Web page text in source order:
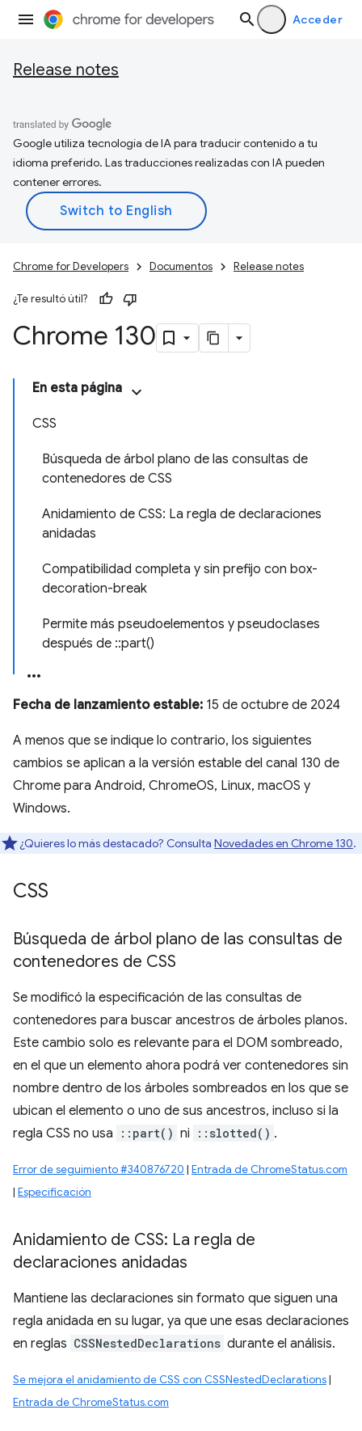
Acceder
Release notes
Google utiliza tecnología de IA para traducir contenido a tu
idioma preferido. Las traducciones realizadas con IA pueden
contener errores.
Chrome for Developers Documentos Release notes
¿Te resultó útil?
Chrome 130
En esta página
CSS
Búsqueda de árbol plano de las consultas de
contenedores de CSS
Anidamiento de CSS: La regla de declaraciones
anidadas
Compatibilidad completa y sin prefijo con box-
decoration-break
Permite más pseudoelementos y pseudoclases
después de ::part()
Fecha de lanzamiento estable: 15 de octubre de 2024
A menos que se indique lo contrario, los siguientes
cambios se aplican a la versión estable del canal 130 de
Chrome para Android, ChromeOS, Linux, macOS y
Windows.
¿Quieres lo más destacado? Consulta Novedades en Chrome 130.
CSS
Búsqueda de árbol plano de las consultas de
contenedores de CSS
Se modificó la especificación de las consultas de
contenedores para buscar ancestros de árboles planos.
Este cambio solo es relevante para el DOM sombreado,
en el que un elemento ahora podrá ver contenedores sin
nombre dentro de los árboles sombreados en los que se
ubican el elemento o uno de sus ancestros, incluso si la
regla CSS no usa
::part() ni ::slotted() .
Error de seguimiento #340876720 | Entrada de ChromeStatus.com
| Especificación
Anidamiento de CSS: La regla de
declaraciones anidadas
Mantiene las declaraciones sin formato que siguen una
regla anidada en su lugar, ya que une esas declaraciones
en reglas CSSNestedDeclarations durante el análisis.
Se mejora el anidamiento de CSS con CSSNestedDeclarations|
Entrada de ChromeStatus.com